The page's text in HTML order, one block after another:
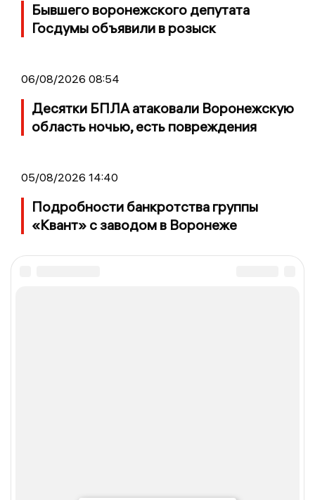
Бывшего воронежского депутата
Госдумы объявили в розыск
06/08/2026 08:54
Десятки БПЛА атаковали Воронежскую
область ночью, есть повреждения
05/08/2026 14:40
Подробности банкротства группы
«Квант» с заводом в Воронеже